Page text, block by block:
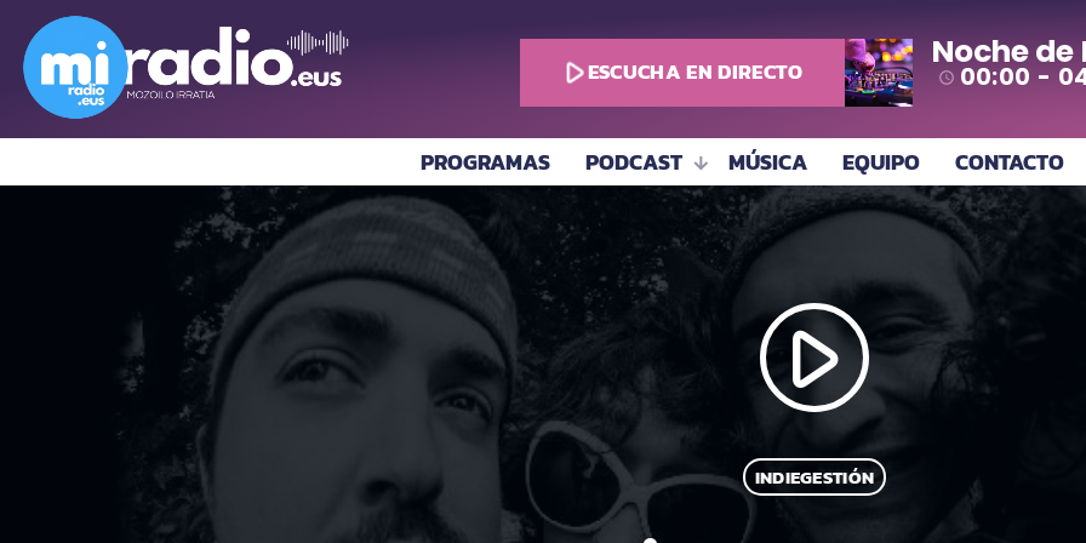
play_arrowESCUCHA EN DIRECTO Noche de
access_time 00:00 -
PROGRAMAS PODCAST MÚSICA EQUIPO CONTACTO
play_arrow
INDIEGESTIÓN